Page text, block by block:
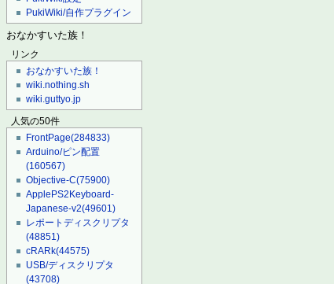
PukiWiki/自作プラグイン
おなかすいた族！
リンク
おなかすいた族！
wiki.nothing.sh
wiki.guttyo.jp
人気の50件
FrontPage(284833)
Arduino/ピン配置
(160567)
Objective-C(75900)
ApplePS2Keyboard-
Japanese-v2(49601)
レポートディスクリプタ
(48851)
cRARk(44575)
USB/ディスクリプタ
(43708)